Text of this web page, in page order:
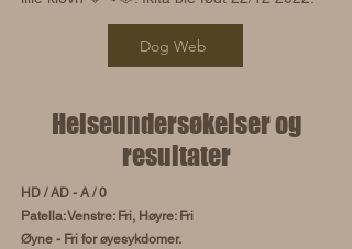
Dog Web
Helseundersøkelser og
resultater
HD / AD - A / 0
Patella: Venstre: Fri, Høyre: Fri
Øyne - Fri for øyesykdomer.